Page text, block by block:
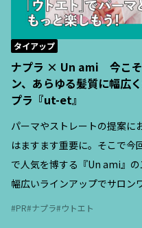
ナプラ × Un ami 今こそ
ン、あらゆる髪質に幅広
プラ『ut-et』
はますます重要に。そこで今
で人気を博する『Un ami』
幅広いラインアップでサロン
『ut-et（ウトエト）』の特徴
介する。